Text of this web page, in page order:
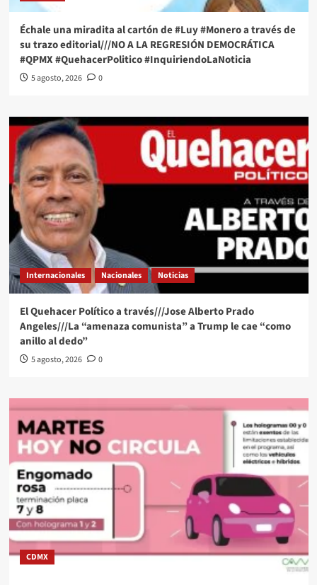
Échale una miradita al cartón de #Luy #Monero a través de
su trazo editorial///NO A LA REGRESIÓN DEMOCRÁTICA
#QPMX #QuehacerPolitico #InquiriendoLaNoticia
5 agosto, 2026 0
Internacionales Nacionales Noticias
El Quehacer Político a través///Jose Alberto Prado
Angeles///La “amenaza comunista” a Trump le cae “como
anillo al dedo”
5 agosto, 2026 0
CDMX